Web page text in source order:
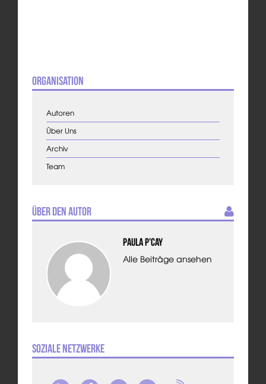
Organisation
Autoren
Über Uns
Archiv
Team
Über den Autor
Paula P'Cay
Alle Beiträge ansehen
Soziale Netzwerke